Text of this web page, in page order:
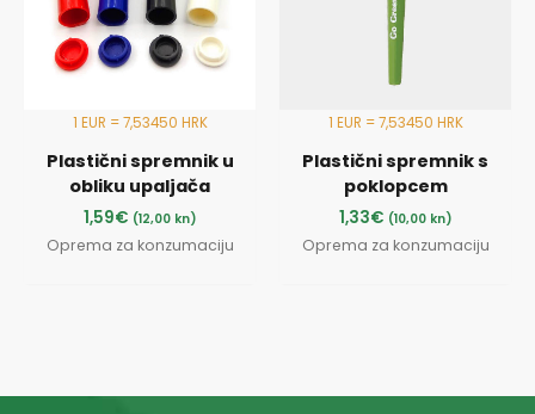
1 EUR = 7,53450 HRK
Plastični spremnik u
obliku upaljača
1,59€ (12,00 kn)
Oprema za konzumaciju
1 EUR = 7,53450 HRK
Plastični spremnik s
poklopcem
1,33€ (10,00 kn)
Oprema za konzumaciju